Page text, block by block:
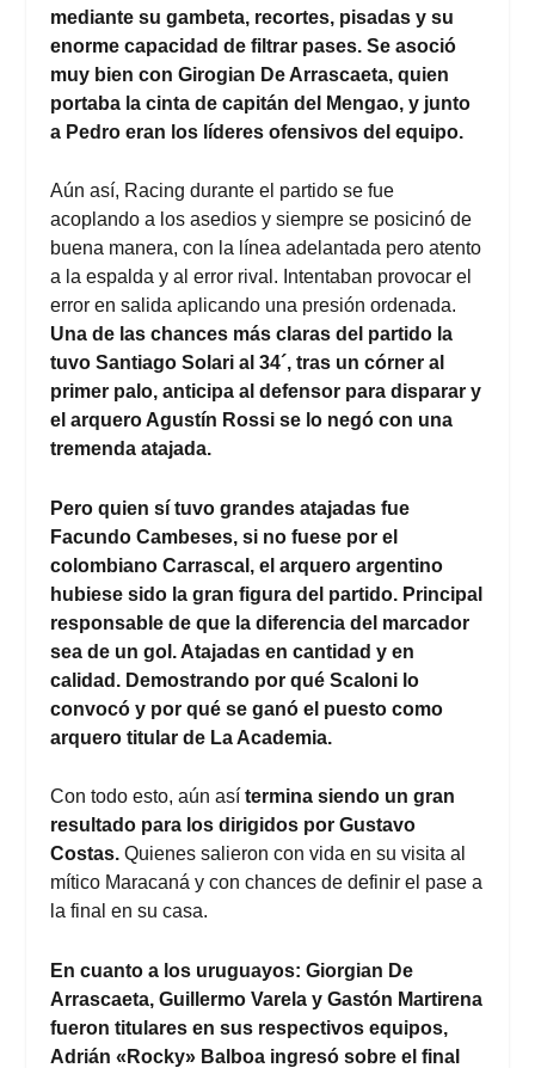
mediante su gambeta, recortes, pisadas y su
enorme capacidad de filtrar pases. Se asoció
muy bien con Girogian De Arrascaeta, quien
portaba la cinta de capitán del Mengao, y junto
a Pedro eran los líderes ofensivos del equipo.
Aún así, Racing durante el partido se fue
acoplando a los asedios y siempre se posicinó de
buena manera, con la línea adelantada pero atento
a la espalda y al error rival. Intentaban provocar el
error en salida aplicando una presión ordenada.
Una de las chances más claras del partido la
tuvo Santiago Solari al 34´, tras un córner al
primer palo, anticipa al defensor para disparar y
el arquero Agustín Rossi se lo negó con una
tremenda atajada.
Pero quien sí tuvo grandes atajadas fue
Facundo Cambeses, si no fuese por el
colombiano Carrascal, el arquero argentino
hubiese sido la gran figura del partido. Principal
responsable de que la diferencia del marcador
sea de un gol. Atajadas en cantidad y en
calidad. Demostrando por qué Scaloni lo
convocó y por qué se ganó el puesto como
arquero titular de La Academia.
Con todo esto, aún asítermina siendo un gran
resultado para los dirigidos por Gustavo
Costas. Quienes salieron con vida en su visita al
mítico Maracaná y con chances de definir el pase a
la final en su casa.
En cuanto a los uruguayos: Giorgian De
Arrascaeta, Guillermo Varela y Gastón Martirena
fueron titulares en sus respectivos equipos,
Adrián «Rocky» Balboa ingresó sobre el final